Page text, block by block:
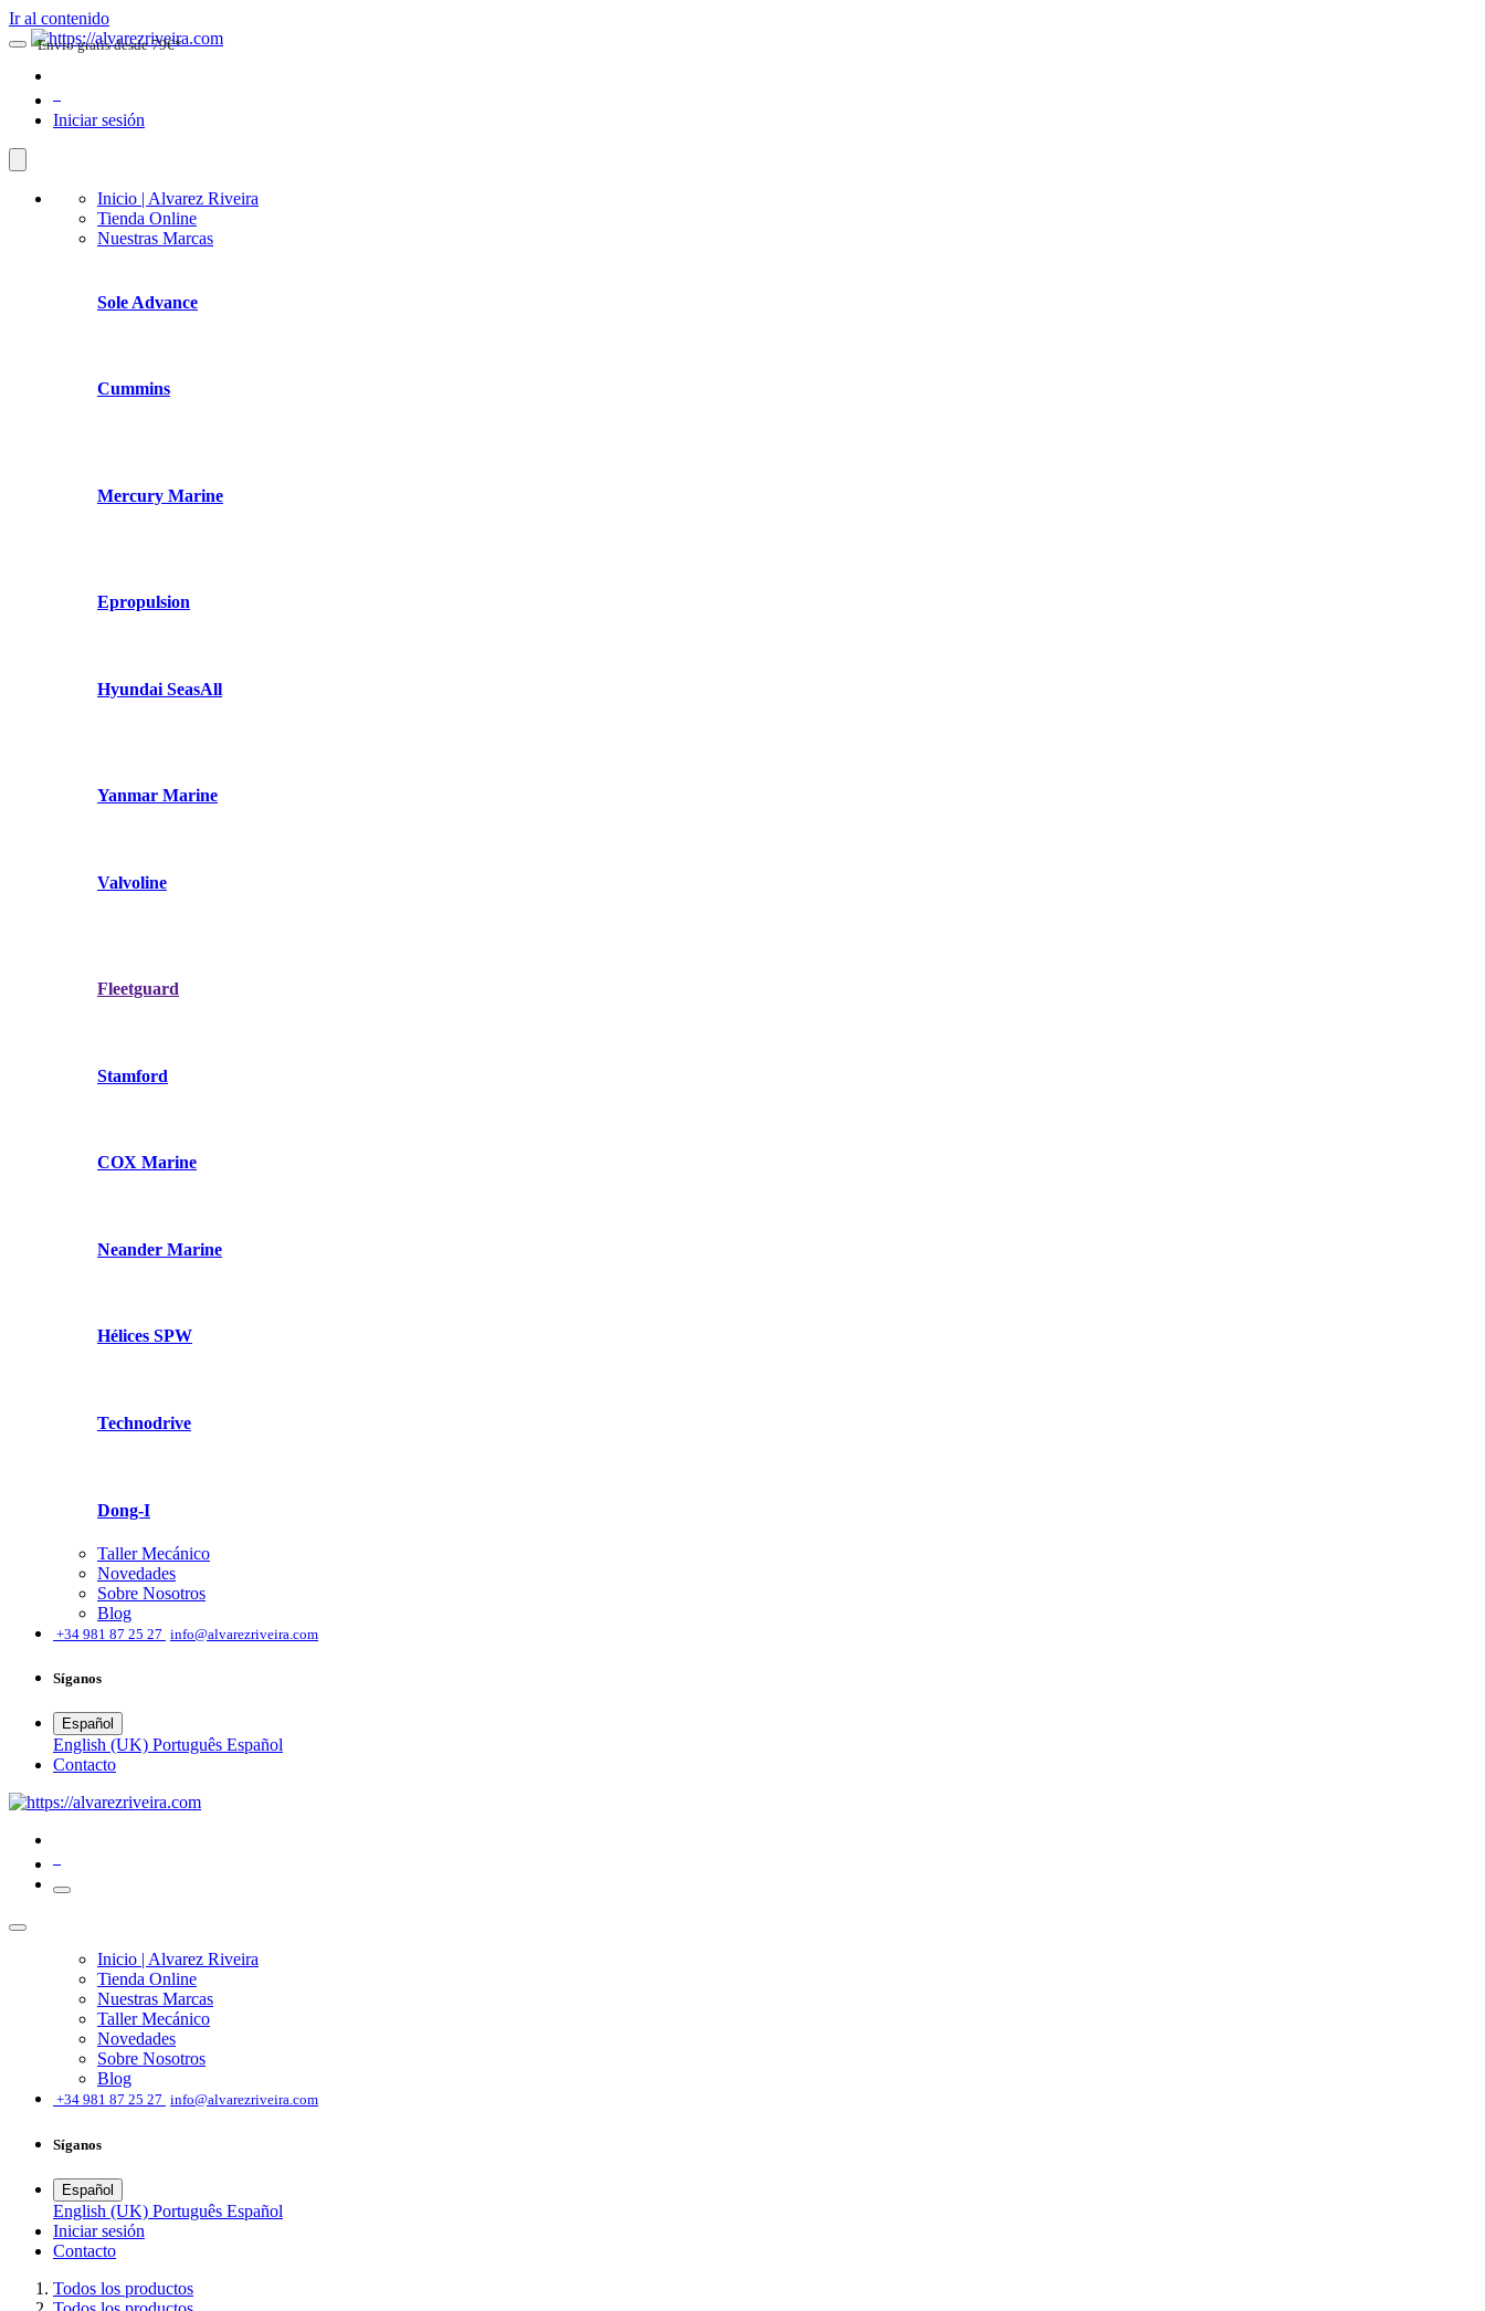
Ir al contenido
Iniciar sesión
Inicio | Alvarez Riveira
Tienda Online
Nuestras Marcas
Sole Advance
Cummins
Mercury Marine
Epropulsion
Hyundai SeasAll
Yanmar Marine
Valvoline
Fleetguard
Stamford
COX Marine
Neander Marine
Hélices SPW
Technodrive
Dong-I
Taller Mecánico
Novedades
Sobre Nosotros
Blog
+34 981 87 25 27 info@alvarezriveira.com
Síganos
Español
English (UK) Português Español
​Contacto
Envio gratis desde 79€*
Inicio | Alvarez Riveira
Tienda Online
Nuestras Marcas
Taller Mecánico
Novedades
Sobre Nosotros
Blog
+34 981 87 25 27 info@alvarezriveira.com
Síganos
Español
English (UK) Português Español
Iniciar sesión
​Contacto
Todos los productos